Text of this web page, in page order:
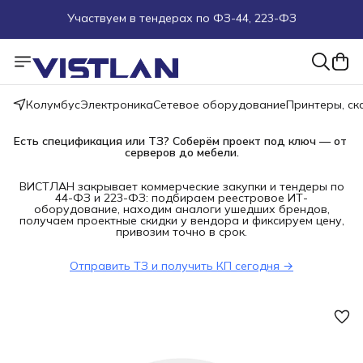
Поможем подобрать оборудование под ТЗ
Пуско-наладочные работы
Более 100 000 позиций в наличии и под заказ
КолумбусЭлектроникаСетевое оборудованиеПринтеры,
Есть спецификация или ТЗ? Соберём проект под ключ — от
серверов до мебели.
ВИСТЛАН закрывает коммерческие закупки и тендеры по
44-ФЗ и 223-ФЗ: подбираем реестровое ИТ-
оборудование, находим аналоги ушедших брендов,
получаем проектные скидки у вендора и фиксируем цену,
привозим точно в срок.
Отправить ТЗ и получить КП сегодня →